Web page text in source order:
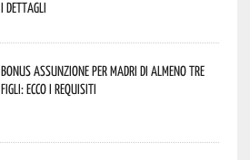
I dettagli
Bonus assunzione per madri di almeno tre
figli: ecco i requisiti